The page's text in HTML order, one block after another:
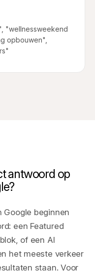
"wellnessweekend
opbouwen",
antwoord op
Google beginnen
een Featured
of een AI
het meeste verkeer
staan. Voor